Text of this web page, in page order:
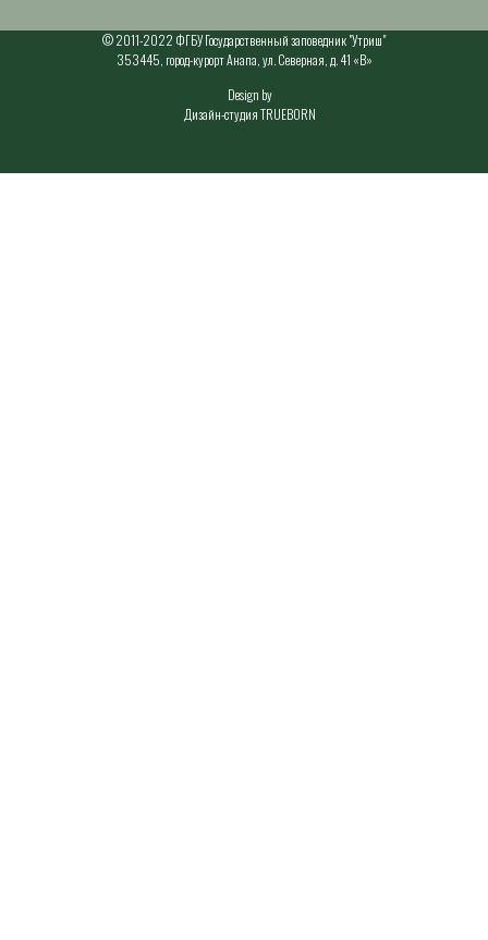
© 2011-2022 ФГБУ Государственный заповедник "Утриш"
353445, город-курорт Анапа, ул. Северная, д. 41 «В»
Design by
Дизайн-студия TRUEBORN